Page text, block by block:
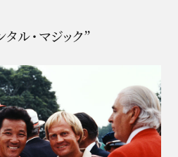
ル・マジック”